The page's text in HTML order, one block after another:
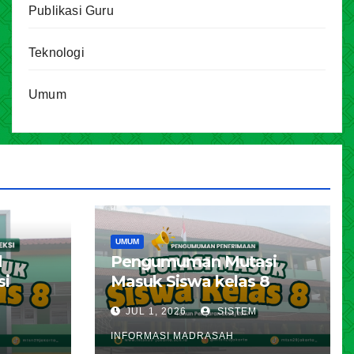
Publikasi Guru
Teknologi
Umum
UMUM
Pengumuman Mutasi
Masuk Siswa kelas 8
Tahun Pelajaran 2026 –
2027
JUL 1, 2026 SISTEM
INFORMASI MADRASAH